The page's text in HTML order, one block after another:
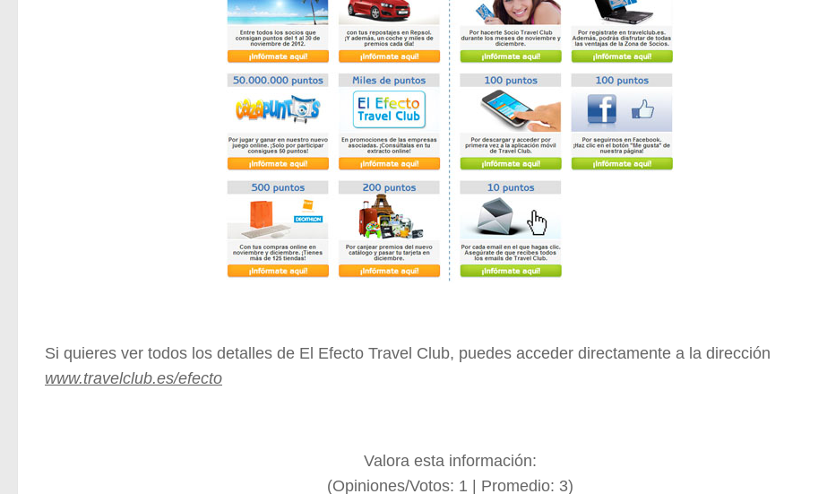
Si quieres ver todos los detalles de El Efecto Travel Club, puedes acceder directamente a la dirección
www.travelclub.es/efecto
Valora esta información:
(Opiniones/Votos: 1 | Promedio: 3)